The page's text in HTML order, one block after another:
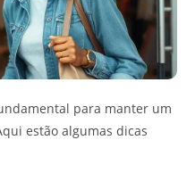
para manter um
estão algumas dicas